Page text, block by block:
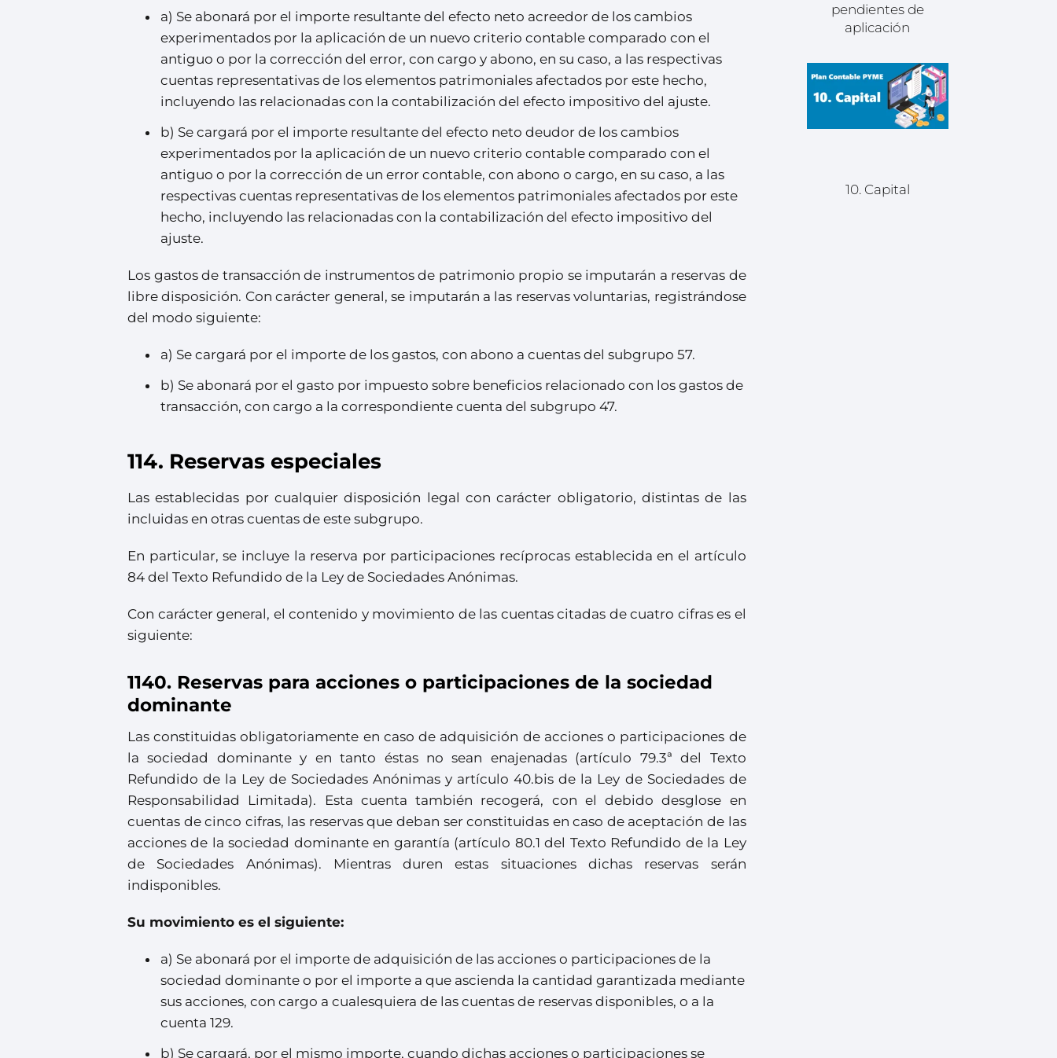
a) Se abonará por el importe resultante del efecto neto acreedor de los cambios
experimentados por la aplicación de un nuevo criterio contable comparado con el
antiguo o por la corrección del error, con cargo y abono, en su caso, a las respectivas
cuentas representativas de los elementos patrimoniales afectados por este hecho,
incluyendo las relacionadas con la contabilización del efecto impositivo del ajuste.
b) Se cargará por el importe resultante del efecto neto deudor de los cambios
experimentados por la aplicación de un nuevo criterio contable comparado con el
antiguo o por la corrección de un error contable, con abono o cargo, en su caso, a las
respectivas cuentas representativas de los elementos patrimoniales afectados por este
hecho, incluyendo las relacionadas con la contabilización del efecto impositivo del
ajuste.
Los gastos de transacción de instrumentos de patrimonio propio se imputarán a reservas de
libre disposición. Con carácter general, se imputarán a las reservas voluntarias, registrándose
del modo siguiente:
a) Se cargará por el importe de los gastos, con abono a cuentas del subgrupo 57.
b) Se abonará por el gasto por impuesto sobre beneficios relacionado con los gastos de
transacción, con cargo a la correspondiente cuenta del subgrupo 47.
114. Reservas especiales
Las establecidas por cualquier disposición legal con carácter obligatorio, distintas de las
incluidas en otras cuentas de este subgrupo.
En particular, se incluye la reserva por participaciones recíprocas establecida en el artículo
84 del Texto Refundido de la Ley de Sociedades Anónimas.
Con carácter general, el contenido y movimiento de las cuentas citadas de cuatro cifras es el
siguiente:
1140. Reservas para acciones o participaciones de la sociedad
dominante
Las constituidas obligatoriamente en caso de adquisición de acciones o participaciones de
la sociedad dominante y en tanto éstas no sean enajenadas (artículo 79.3ª del Texto
Refundido de la Ley de Sociedades Anónimas y artículo 40.bis de la Ley de Sociedades de
Responsabilidad Limitada). Esta cuenta también recogerá, con el debido desglose en
cuentas de cinco cifras, las reservas que deban ser constituidas en caso de aceptación de las
acciones de la sociedad dominante en garantía (artículo 80.1 del Texto Refundido de la Ley
de Sociedades Anónimas). Mientras duren estas situaciones dichas reservas serán
indisponibles.
Su movimiento es el siguiente:
a) Se abonará por el importe de adquisición de las acciones o participaciones de la
sociedad dominante o por el importe a que ascienda la cantidad garantizada mediante
sus acciones, con cargo a cualesquiera de las cuentas de reservas disponibles, o a la
cuenta 129.
b) Se cargará, por el mismo importe, cuando dichas acciones o participaciones se
pendientes de
aplicación
10. Capital